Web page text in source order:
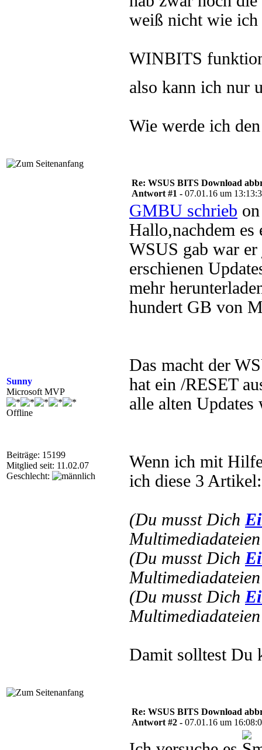
weiß nicht wie ich
WINBITS
also kann ich nur
Wie werde ich
Sunny
Microsoft MVP
Offline
Beiträge: 15199
Mitglied seit: 11.02.07
Geschlecht:
Re: WSUS BITS Download
Antwort #1 - 07.01.16 um
GMBU schrieb
Hallo,nachdem
WSUS gab war
erschienen
mehr
hundert GB von
Das macht der
hat ein /RESET
alle alten
Wenn ich mit
ich diese 3 Artikel:
(Du musst Dich
(Du musst Dich
(Du musst Dich
Damit solltest Du
Re: WSUS BITS Download
Antwort #2 - 07.01.16 um